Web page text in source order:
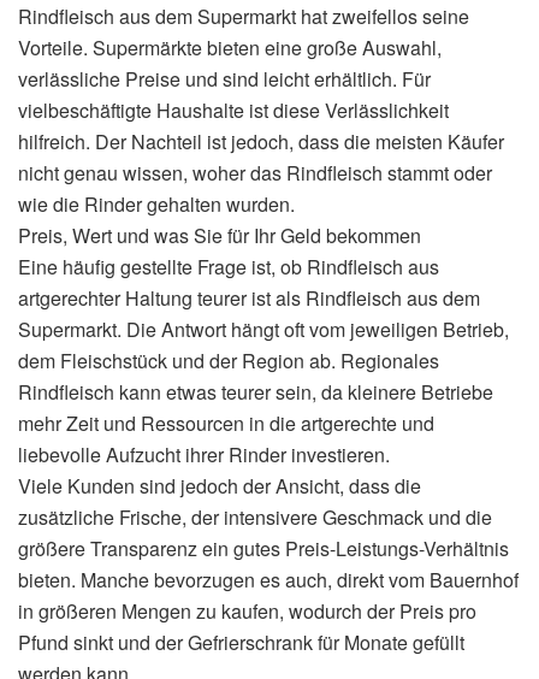
Rindfleisch aus dem Supermarkt hat zweifellos seine
Vorteile. Supermärkte bieten eine große Auswahl,
verlässliche Preise und sind leicht erhältlich. Für
vielbeschäftigte Haushalte ist diese Verlässlichkeit
hilfreich. Der Nachteil ist jedoch, dass die meisten Käufer
nicht genau wissen, woher das Rindfleisch stammt oder
wie die Rinder gehalten wurden.
Preis, Wert und was Sie für Ihr Geld bekommen
Eine häufig gestellte Frage ist, ob Rindfleisch aus
artgerechter Haltung teurer ist als Rindfleisch aus dem
Supermarkt. Die Antwort hängt oft vom jeweiligen Betrieb,
dem Fleischstück und der Region ab. Regionales
Rindfleisch kann etwas teurer sein, da kleinere Betriebe
mehr Zeit und Ressourcen in die artgerechte und
liebevolle Aufzucht ihrer Rinder investieren.
Viele Kunden sind jedoch der Ansicht, dass die
zusätzliche Frische, der intensivere Geschmack und die
größere Transparenz ein gutes Preis-Leistungs-Verhältnis
bieten. Manche bevorzugen es auch, direkt vom Bauernhof
in größeren Mengen zu kaufen, wodurch der Preis pro
Pfund sinkt und der Gefrierschrank für Monate gefüllt
werden kann.